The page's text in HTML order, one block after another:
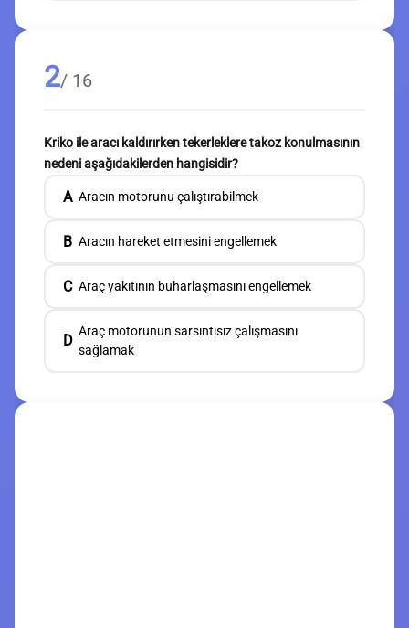
2/ 16
Kriko ile aracı kaldırırken tekerleklere takoz konulmasının
nedeni aşağıdakilerden hangisidir?
A Aracın motorunu çalıştırabilmek
B Aracın hareket etmesini engellemek
C Araç yakıtının buharlaşmasını engellemek
D
Araç motorunun sarsıntısız çalışmasını
sağlamak